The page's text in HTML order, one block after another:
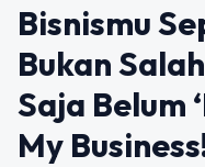
Bisnismu
Bukan
Saja Belum
My